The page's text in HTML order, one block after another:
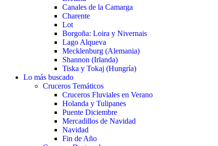
Canales de la Camarga
Charente
Lot
Borgoña: Loira y Nivernais
Lago Alqueva
Mecklenburg (Alemania)
Shannon (Irlanda)
Tiska y Tokaj (Hungría)
Lo más buscado
Cruceros Temáticos
Cruceros Fluviales en Verano
Holanda y Tulipanes
Puente Diciembre
Mercadillos de Navidad
Navidad
Fin de Año